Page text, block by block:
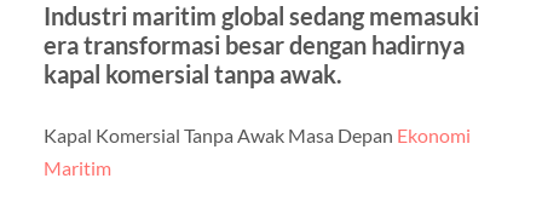
Industri maritim global sedang memasuki
era transformasi besar dengan hadirnya
kapal komersial tanpa awak.
Kapal Komersial Tanpa Awak Masa Depan Ekonomi
Maritim